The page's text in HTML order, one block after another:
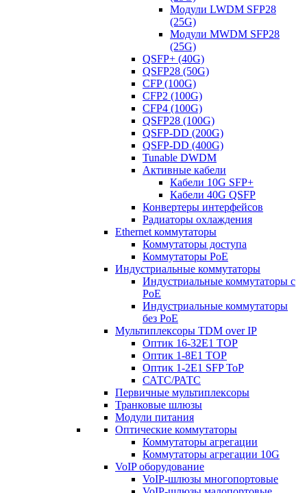
Модули LWDM SFP28
(25G)
Модули MWDM SFP28
(25G)
QSFP+ (40G)
QSFP28 (50G)
CFP (100G)
CFP2 (100G)
CFP4 (100G)
QSFP28 (100G)
QSFP-DD (200G)
QSFP-DD (400G)
Tunable DWDM
Активные кабели
Кабели 10G SFP+
Кабели 40G QSFP
Конвертеры интерфейсов
Радиаторы охлаждения
Ethernet коммутаторы
Коммутаторы доступа
Коммутаторы PoE
Индустриальные коммутаторы
Индустриальные коммутаторы с
PoE
Индустриальные коммутаторы
без PoE
Мультиплексоры TDM over IP
Оптик 16-32E1 TOP
Оптик 1-8E1 TOP
Оптик 1-2E1 SFP ToP
САТС/РАТС
Первичные мультиплексоры
Транковые шлюзы
Модули питания
Оптические коммутаторы
Коммутаторы агрегации
Коммутаторы агрегации 10G
VoIP оборудование
VoIP-шлюзы многопортовые